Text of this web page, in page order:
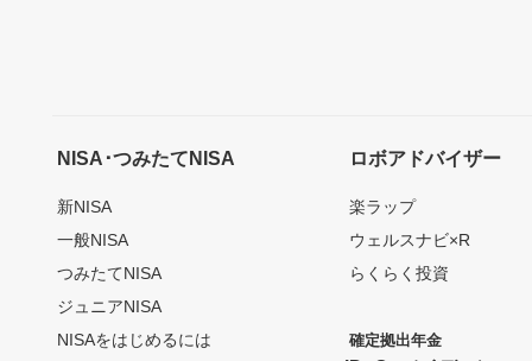
NISA･つみたてNISA
新NISA
一般NISA
つみたてNISA
ジュニアNISA
NISAをはじめるには
ロボアドバイザー
楽ラップ
ウェルスナビ×R
らくらく投資
確定拠出年金